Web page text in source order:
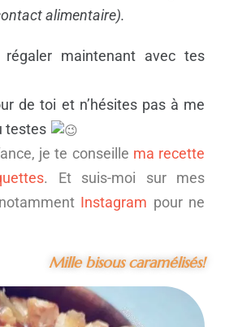
alimentaire).
maintenant avec tes
de toi et n’hésites pas à me
testes
je te conseille ma recette
. Et suis-moi sur mes
Instagram pour ne
Mille bisous caramélisés!